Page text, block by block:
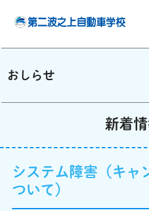
おしらせ
新着
システム障害（キャ
ついて）